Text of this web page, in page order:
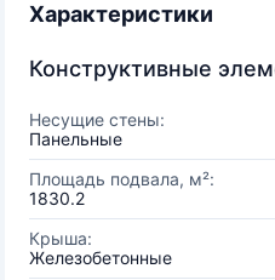
Характеристики
Конструктивные
Несущие стены:
Панельные
Площадь подвала, м²:
1830.2
Крыша:
Железобетонные